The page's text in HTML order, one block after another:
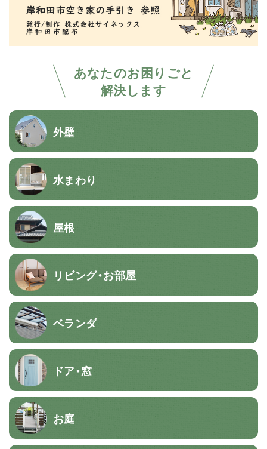
あなたのお困りごと
解決します
外壁
水まわり
屋根
リビング・お部屋
ベランダ
ドア・窓
お庭